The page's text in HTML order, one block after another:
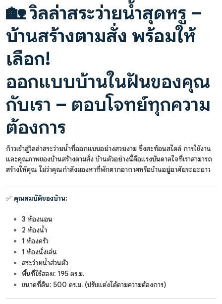
🏡วิลล่าสระว่ายน้ำสุดหรู –
บ้านสร้างตามสั่ง พร้อมให้
เลือก!
ออกแบบบ้านในฝันของคุณ
กับเรา – ตอบโจทย์ทุกความ
ต้องการ
ก้าวเข้าสู่วิลล่าสระว่ายน้ำที่ออกแบบอย่างสวยงาม ซึ่งสะท้อนสไตล์ การใช้งาน
และคุณภาพของบ้านสร้างตามสั่ง บ้านตัวอย่างนี้คือแรงบันดาลใจที่เราสามารถ
สร้างให้คุณ ไม่ว่าคุณกำลังมองหาที่พักตากอากาศหรือบ้านอยู่อาศัยระยะยาว
✅ คุณสมบัติของบ้าน:
3 ห้องนอน
2 ห้องน้ำ
1 ห้องครัว
1 ห้องนั่งเล่น
สระว่ายน้ำส่วนตัว
พื้นที่ใช้สอย: 195 ตร.ม.
ขนาดที่ดิน: 500 ตร.ม. (ปรับแต่งได้ตามความต้องการ)